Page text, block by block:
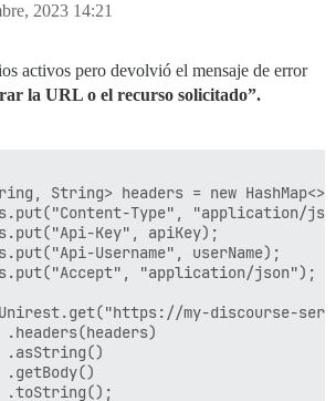
2023 14:21
activos pero devolvió el mensaje de error
la URL o el recurso solicitado”.